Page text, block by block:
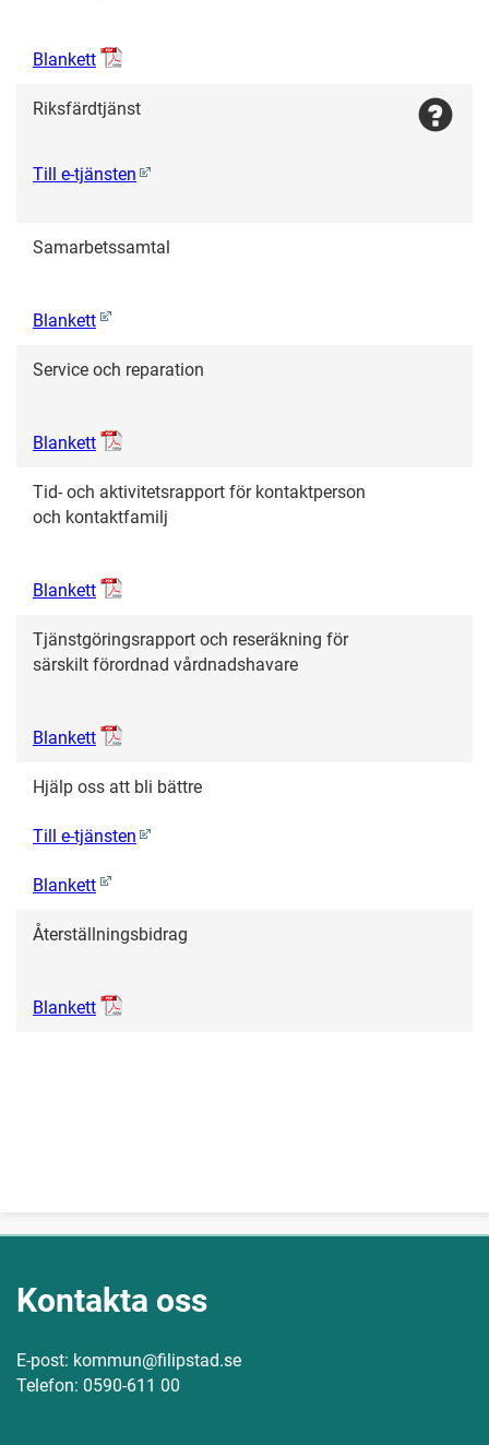
Blankett
Riksfärdtjänst
Till e-tjänsten
Samarbetssamtal
Blankett
Service och reparation
Blankett
Tid- och aktivitetsrapport för kontaktperson
och kontaktfamilj
Blankett
Tjänstgöringsrapport och reseräkning för
särskilt förordnad vårdnadshavare
Blankett
Hjälp oss att bli bättre
Till e-tjänsten
Blankett
Återställningsbidrag
Blankett
Kontakta oss
E-post: kommun@filipstad.se
Telefon: 0590-611 00